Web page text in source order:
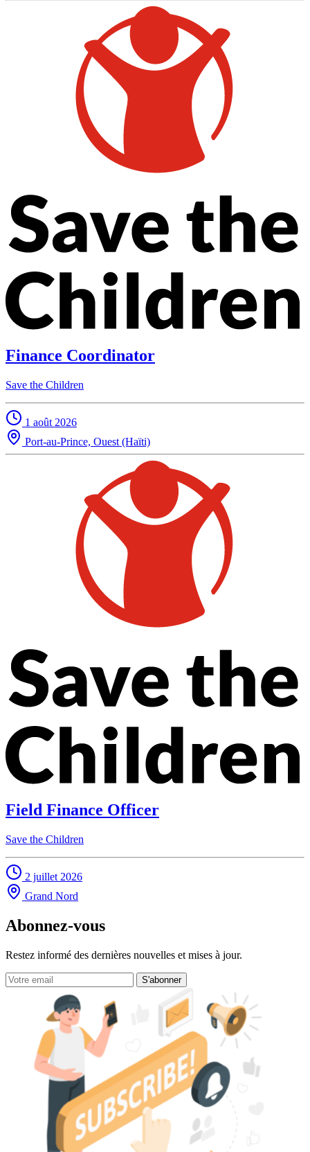
Finance Coordinator
Save the Children
1 août 2026
Port-au-Prince, Ouest (Haïti)
Field Finance Officer
Save the Children
2 juillet 2026
Grand Nord
Abonnez-vous
Restez informé des dernières nouvelles et mises à jour.
S'abonner